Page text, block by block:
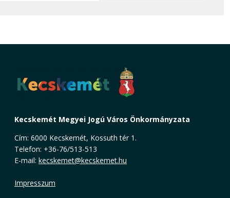
Kecskemét Megyei Jogú Város Önkormányzata
Cím: 6000 Kecskemét, Kossuth tér 1.
Telefon: +36-76/513-513
E-mail: kecskemet@kecskemet.hu
Impresszum